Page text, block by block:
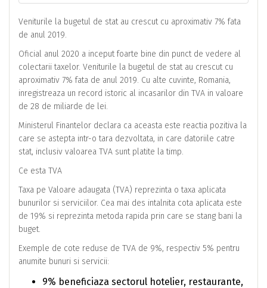
Veniturile la bugetul de stat au crescut cu aproximativ 7% fata
de anul 2019.
Oficial anul 2020 a inceput foarte bine din punct de vedere al
colectarii taxelor. Veniturile la bugetul de stat au crescut cu
aproximativ 7% fata de anul 2019. Cu alte cuvinte, Romania,
inregistreaza un record istoric al incasarilor din TVA in valoare
de 28 de miliarde de lei.
Ministerul Finantelor declara ca aceasta este reactia pozitiva la
care se astepta intr-o tara dezvoltata, in care datoriile catre
stat, inclusiv valoarea TVA sunt platite la timp.
Ce esta TVA
Taxa pe Valoare adaugata (TVA) reprezinta o taxa aplicata
bunurilor si serviciilor. Cea mai des intalnita cota aplicata este
de 19% si reprezinta metoda rapida prin care se stang bani la
buget.
Exemple de cote reduse de TVA de 9%, respectiv 5% pentru
anumite bunuri si servicii:
9% beneficiaza sectorul hotelier, restaurante,